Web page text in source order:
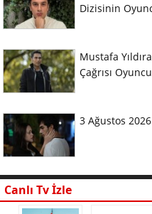
Dizisinin
Mustafa
Çağrısı
3 Ağustos
Canlı Tv İzle